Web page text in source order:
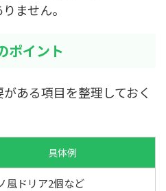
ません。
ポイント
ある項目を整理しておく
具体例
風ドリア2個など